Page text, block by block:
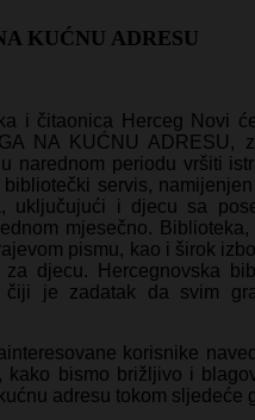
KUĆNU ADRESU
Herceg Novi će u
NA KUĆNU
narednom periodu vršiti
servis,
uključujući i djecu sa
mjesečno.
pismu, kao i širok
djecu. Hercegnovska
čiji je zadatak da svim
korisnike
kako bismo brižljivo i
adresu tokom sljedeće